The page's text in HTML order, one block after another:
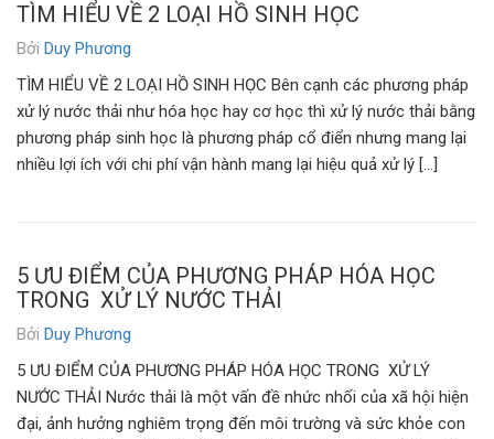
TÌM HIỂU VỀ 2 LOẠI HỒ SINH HỌC
Bởi Duy Phương
TÌM HIỂU VỀ 2 LOẠI HỒ SINH HỌC Bên cạnh các phương pháp
xử lý nước thải như hóa học hay cơ học thì xử lý nước thải bằng
phương pháp sinh học là phương pháp cổ điển nhưng mang lại
nhiều lợi ích với chi phí vận hành mang lại hiệu quả xử lý […]
5 ƯU ĐIỂM CỦA PHƯƠNG PHÁP HÓA HỌC
TRONG XỬ LÝ NƯỚC THẢI
Bởi Duy Phương
5 ƯU ĐIỂM CỦA PHƯƠNG PHÁP HÓA HỌC TRONG XỬ LÝ
NƯỚC THẢI Nước thải là một vấn đề nhức nhối của xã hội hiện
đại, ảnh hưởng nghiêm trọng đến môi trường và sức khỏe con